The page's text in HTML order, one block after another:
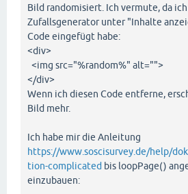
Bild randomisiert. Ich vermute, da
Zufallsgenerator unter "Inhalte
Code eingefügt habe:
<div>
<img src="%random%" alt="">
</div>
Wenn ich diesen Code entferne,
Bild mehr.
Ich habe mir die Anleitung
https://www.soscisurvey.de/help/
tion-complicated bis loopPage()
einzubauen: